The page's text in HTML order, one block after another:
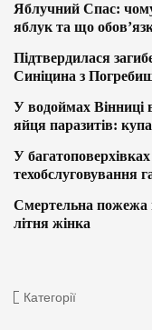
Яблучний Спас:
яблук та що
Підтвердилася
Синіцина з
У водоймах Вінниці
яйця паразитів:
У
техобслуговування
Смертельна пожежа
літня жінка
Категорії